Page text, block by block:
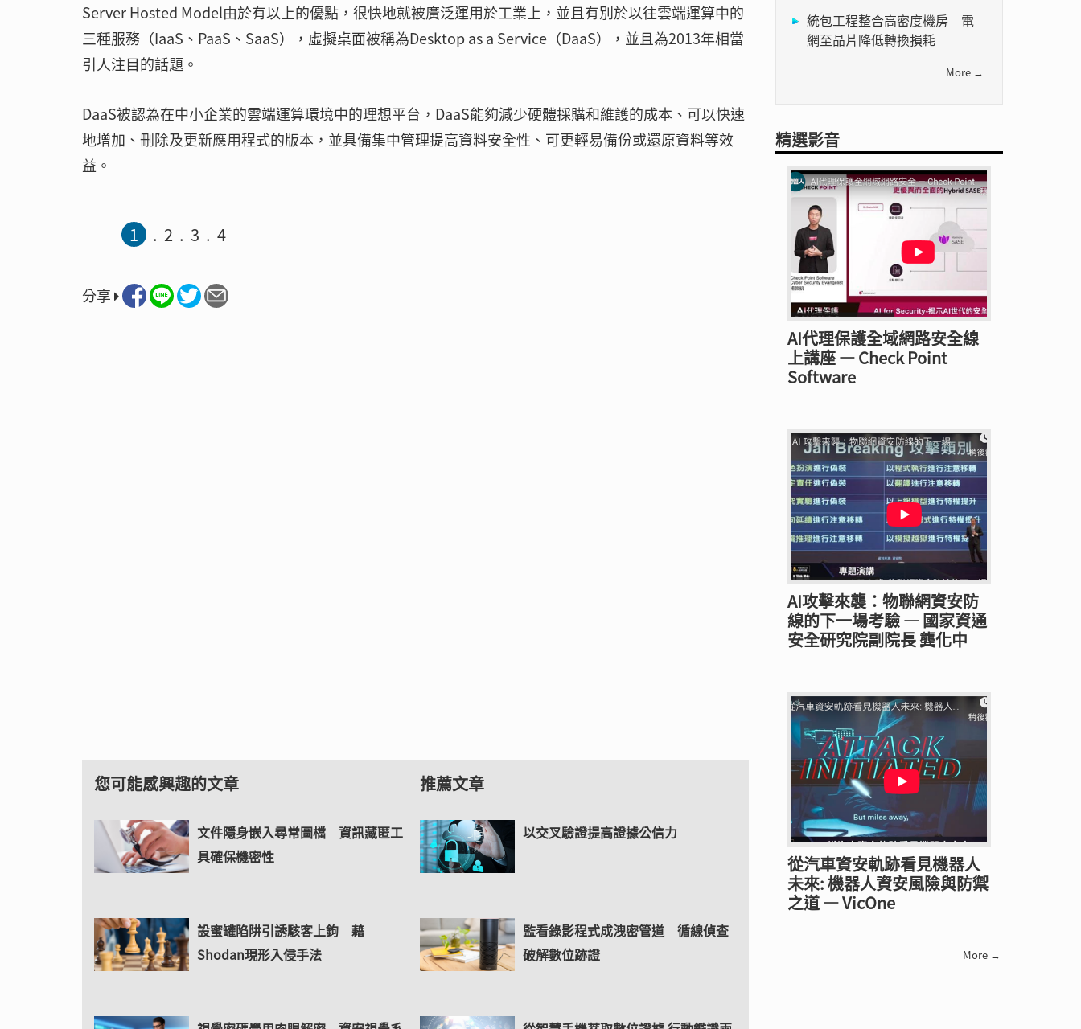
Server Hosted Model由於有以上的優點，很快地就被廣泛運用於工業上，並且有別於以往雲端運算中的
三種服務（IaaS、PaaS、SaaS），虛擬桌面被稱為Desktop as a Service（DaaS），並且為2013年相當
引人注目的話題。
DaaS被認為在中小企業的雲端運算環境中的理想平台，DaaS能夠減少硬體採購和維護的成本、可以快速
地增加、刪除及更新應用程式的版本，並具備集中管理提高資料安全性、可更輕易備份或還原資料等效
益。
1 2 3 4
分享
您可能感興趣的文章
文件隱身嵌入尋常圖檔 資訊藏匿工
具確保機密性
設蜜罐陷阱引誘駭客上鉤 藉
Shodan現形入侵手法
推薦文章
以交叉驗證提高證據公信力
監看錄影程式成洩密管道 循線偵查
破解數位跡證
統包工程整合高密度機房 電
網至晶片降低轉換損耗
More →
精選影音
AI代理保護全域網路安全線
上講座 — Check Point
Software
AI攻擊來襲：物聯網資安防
線的下一場考驗 — 國家資通
安全研究院副院長 龔化中
從汽車資安軌跡看見機器人
未來: 機器人資安風險與防禦
之道 — VicOne
More →